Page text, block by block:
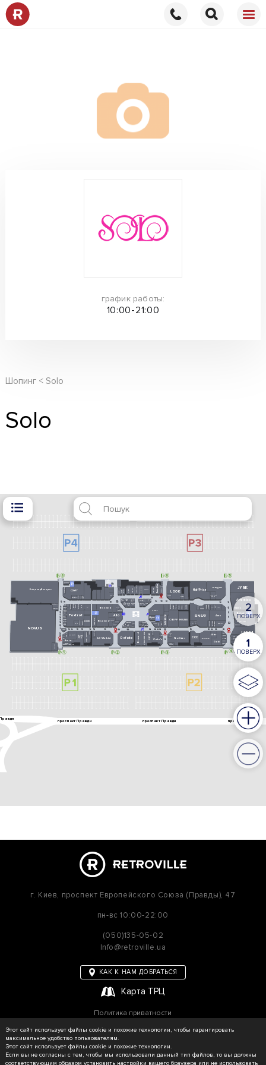
график работы:
10:00-21:00
Шопинг Solo
Solo
г. Киев, проспект Европейского Союза (Правды), 47
пн-вс 10:00-22:00
(050)135-05-02
Info@retroville.ua
КАК К НАМ ДОБРАТЬСЯ
Карта ТРЦ
Политика приватности
Этот сайт использует файлы cookie и похожие технологии, чтобы гарантировать
максимальное удобство пользователям.
Этот сайт использует файлы cookie и похожие технологии.
Если вы не согласны с тем, чтобы мы использовали данный тип файлов, то вы должны
соответствующим образом установить настройки вашего браузера или не использовать